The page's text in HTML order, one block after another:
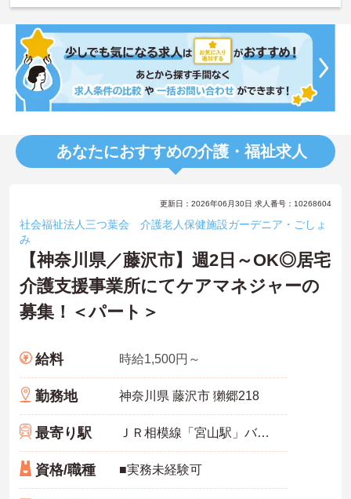
あなたにおすすめの介護・福祉求人
更新日：2026年06月30日 求人番号：10268604
社会福祉法人三つ葉会 介護老人保健施設ガーデニア・ごしょ
み
【神奈川県／藤沢市】週2日～OK◎居宅
介護支援事業所にてケアマネジャーの
募集！＜パート＞
給料 時給1,500円～
勤務地 神奈川県 藤沢市 獺郷218
最寄り駅 ＪＲ相模線「宮山駅」バス・車10分
資格/職種 ■実務未経験可